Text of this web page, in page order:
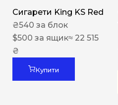
Сигарети King KS Red
₴540 за блок
$500 за ящик≈ 22 515
₴
Купити